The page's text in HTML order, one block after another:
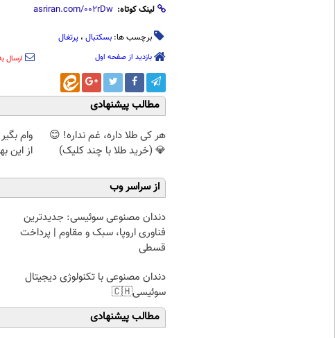
لینک کوتاه:
برچسب ها: بسکتبال ، پرتغال
بازدید از صفحه اول ارسال
مطالب پیشنهادی
هر کی طلا داره، غم نداره! 😊
💎 (خرید طلا با چند کلیک)
وام
از این
از سراسر وب
دندان مصنوعی سوئیسی: جدیدترین
فناوری اروپا، سبک و مقاوم | پرداخت
قسطی
دندان مصنوعی با تکنولوژی دیجیتال
سوئیسی🇨🇭
مطالب پیشنهادی